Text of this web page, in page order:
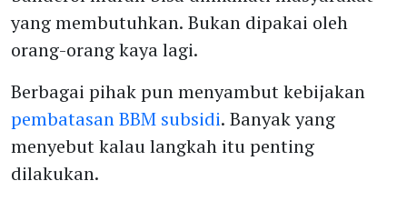
yang membutuhkan. Bukan dipakai oleh
orang-orang kaya lagi.
pembatasan BBM subsidi. Banyak yang
menyebut kalau langkah itu penting
dilakukan.